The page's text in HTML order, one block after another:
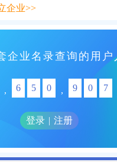
企业>>
企业名录查询的用户
, 6 5 0 , 9 0 7
登录 | 注册